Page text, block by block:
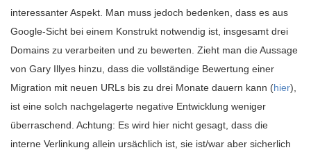
interessanter Aspekt. Man muss jedoch bedenken, dass es aus
Google-Sicht bei einem Konstrukt notwendig ist, insgesamt drei
Domains zu verarbeiten und zu bewerten. Zieht man die Aussage
von Gary Illyes hinzu, dass die vollständige Bewertung einer
Migration mit neuen URLs bis zu drei Monate dauern kann (hier),
ist eine solch nachgelagerte negative Entwicklung weniger
überraschend. Achtung: Es wird hier nicht gesagt, dass die
interne Verlinkung allein ursächlich ist, sie ist/war aber sicherlich